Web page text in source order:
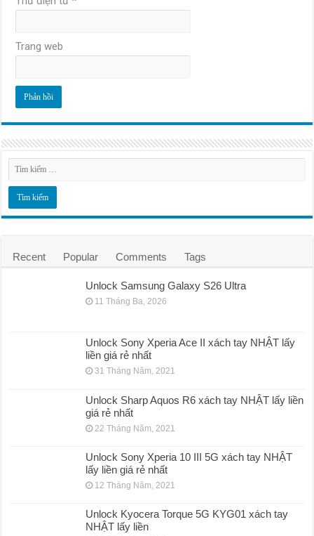
Trang web
Recent Popular Comments Tags
Unlock Samsung Galaxy S26 Ultra
11 Tháng Ba, 2026
Unlock Sony Xperia Ace II xách tay NHẬT lấy
liền giá rẻ nhất
31 Tháng Năm, 2021
Unlock Sharp Aquos R6 xách tay NHẬT lấy liền
giá rẻ nhất
22 Tháng Năm, 2021
Unlock Sony Xperia 10 III 5G xách tay NHẬT
lấy liền giá rẻ nhất
12 Tháng Năm, 2021
Unlock Kyocera Torque 5G KYG01 xách tay
NHẬT lấy liền